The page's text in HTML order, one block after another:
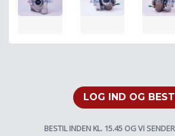
LOG IND OG
BESTIL INDEN KL. 15.45 OG VI